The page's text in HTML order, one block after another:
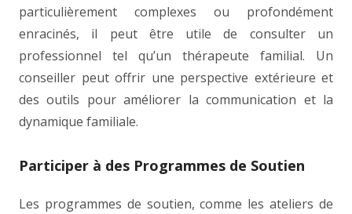
particulièrement complexes ou profondément
enracinés, il peut être utile de consulter un
professionnel tel qu’un thérapeute familial. Un
conseiller peut offrir une perspective extérieure et
des outils pour améliorer la communication et la
dynamique familiale.
Participer à des Programmes de Soutien
Les programmes de soutien, comme les ateliers de